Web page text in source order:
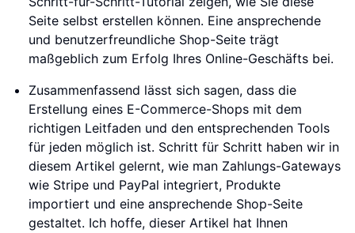
Seite selbst erstellen können. Eine ansprechende
und benutzerfreundliche Shop-Seite trägt
maßgeblich zum Erfolg Ihres Online-Geschäfts bei.
Zusammenfassend lässt sich sagen, dass die
Erstellung eines E-Commerce-Shops mit dem
richtigen Leitfaden und den entsprechenden Tools
für jeden möglich ist. Schritt für Schritt haben wir in
diesem Artikel gelernt, wie man Zahlungs-Gateways
wie Stripe und PayPal integriert, Produkte
importiert und eine ansprechende Shop-Seite
gestaltet. Ich hoffe, dieser Artikel hat Ihnen